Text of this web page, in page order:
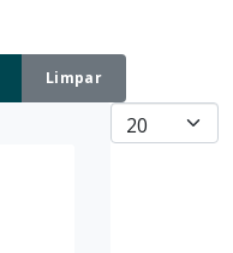
Limpar
Mostrar #